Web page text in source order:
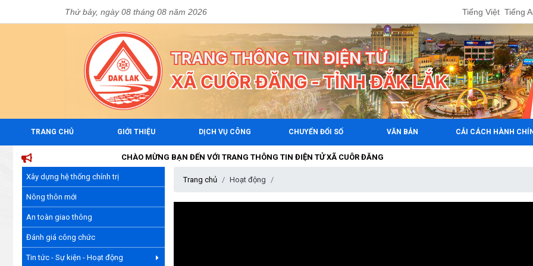
Thứ bảy, ngày 08 tháng 08 năm 2026 Tiếng Việt Tiếng
TRANG CHỦ GIỚI THIỆU DỊCH VỤ CÔNG CHUYỂN ĐỔI SỐ VĂN BẢN CẢI CÁCH HÀNH
CHÀO MỪNG BẠN ĐẾN VỚI TRANG THÔNG TIN ĐIỆN TỬ XÃ CUÔR ĐĂNG
Xây dựng hệ thống chính trị
Nông thôn mới
An toàn giao thông
Đánh giá công chức
Tin tức - Sự kiện - Hoạt động
Trang chủ Hoạt động